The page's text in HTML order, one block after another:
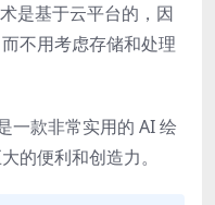
是基于云平台的，因
不用考虑存储和处理
款非常实用的 AI 绘
的便利和创造力。